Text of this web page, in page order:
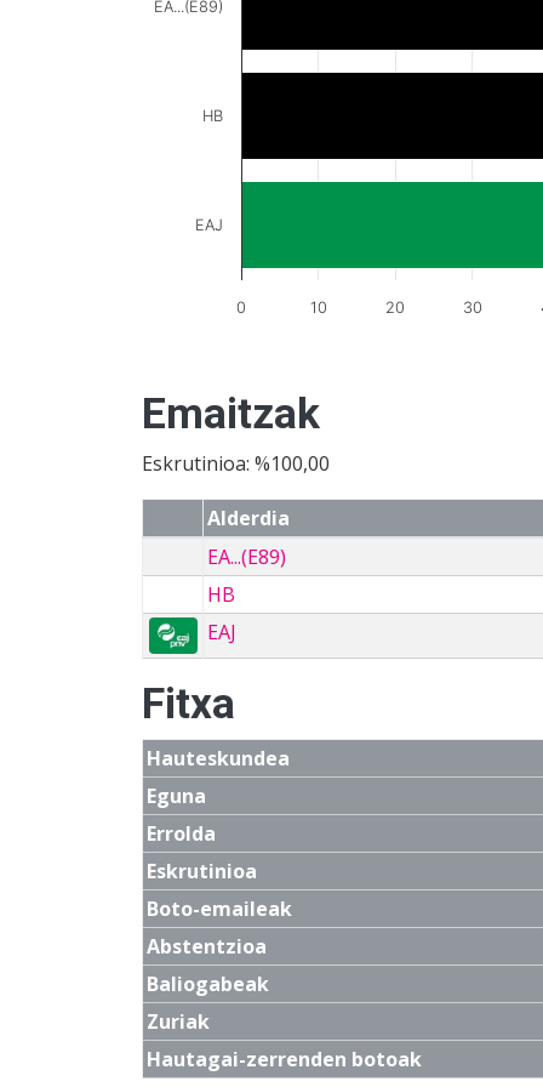
0 10 20 30
EA...(E89)
HB
EAJ
Emaitzak
Eskrutinioa: %100,00
Alderdia
EA...(E89)
HB
EAJ
Fitxa
Hauteskundea
Eguna
Errolda
Eskrutinioa
Boto-emaileak
Abstentzioa
Baliogabeak
Zuriak
Hautagai-zerrenden botoak